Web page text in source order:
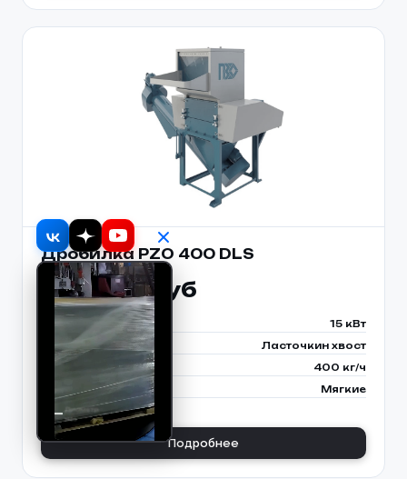
Дробилка PZO 400 DLS
904 928 руб
Мощность двигателя 15 кВт
Расположение ножей Ласточкин хвост
Производительность до 400 кг/ч
Тип отходов Мягкие
Подробнее